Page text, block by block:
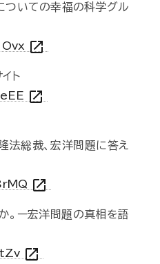
ついての幸福の科学グル
open_in_new
ト
open_in_new
法総裁、宏洋問題に答え
open_in_new
。ー宏洋問題の真相を語
open_in_new